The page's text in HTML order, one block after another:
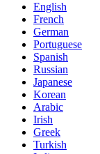
English
French
German
Portuguese
Spanish
Russian
Japanese
Korean
Arabic
Irish
Greek
Turkish